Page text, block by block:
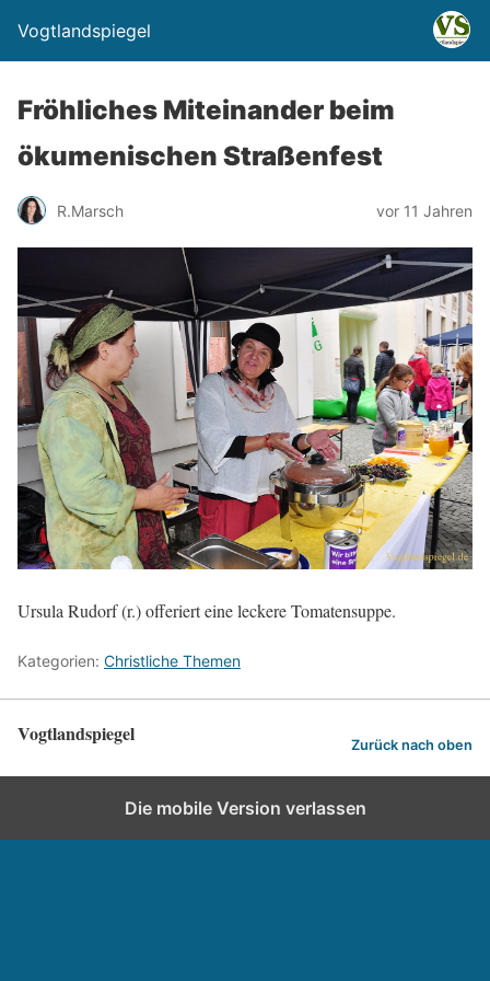
Vogtlandspiegel
Fröhliches Miteinander beim
ökumenischen Straßenfest
R.Marsch vor 11 Jahren
Ursula Rudorf (r.) offeriert eine leckere Tomatensuppe.
Kategorien: Christliche Themen
Vogtlandspiegel Zurück nach oben
Die mobile Version verlassen